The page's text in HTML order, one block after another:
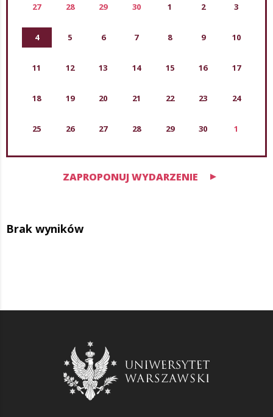
27 28 29 30 1 2 3
4 5 6 7 8 9 10
11 12 13 14 15 16 17
18 19 20 21 22 23 24
25 26 27 28 29 30 1
ZAPROPONUJ WYDARZENIE
Brak wyników